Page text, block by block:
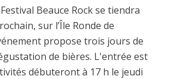
Beauce Rock se tiendra
sur l’Île Ronde de
propose trois jours de
de bières. L'entrée est
débuteront à 17 h le jeudi